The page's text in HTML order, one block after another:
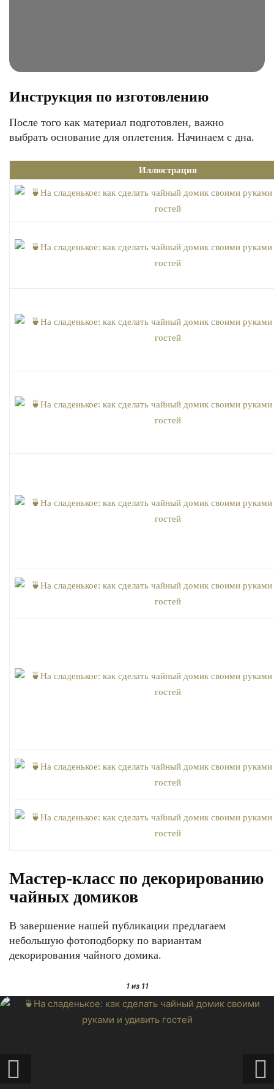
Инструкция по изготовлению
После того как материал подготовлен, важно
выбрать основание для оплетения. Начинаем с дна.
Иллюстрация
Мастер-класс по декорированию
чайных домиков
В завершение нашей публикации предлагаем
небольшую фотоподборку по вариантам
декорирования чайного домика.
1из 11